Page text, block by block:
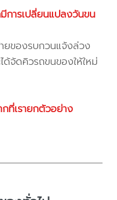
การเปลี่ยนแปลงวันขน
ยของรบกวนแจ้งล่วง
ด้จัดคิวรถขนของให้ใหม่
ที่เรายกตัวอย่าง